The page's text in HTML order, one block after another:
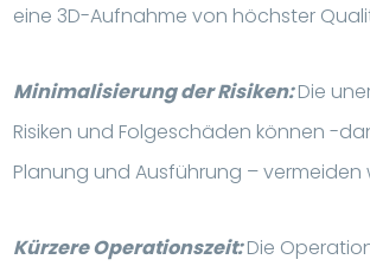
eine 3D-Aufnahme von höchster
Minimalisierung der Risiken:Die
Risiken und Folgeschäden können -
Planung und Ausführung – vermeiden
Kürzere Operationszeit:Die